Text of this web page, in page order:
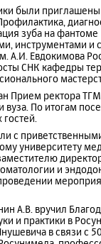
были
зуба на
инструментами
А.И. Евдокимова
СНК кафедры
Прием ректора
По итогам
с
университету
и
А.В. вручил
и практики в
в связи